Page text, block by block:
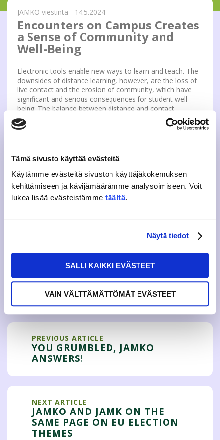
Tämä sivusto käyttää evästeitä
Käytämme evästeitä sivuston käyttäjäkokemuksen
kehittämiseen ja kävijämäärämme analysoimiseen. Voit
lukea lisää evästeistämme täältä.
Näytä tiedot
SALLI KAIKKI EVÄSTEET
VAIN VÄLTTÄMÄTTÖMÄT EVÄSTEET
JAMKO viestintä - 14.5.2024
Encounters on Campus Creates
a Sense of Community and
Well-Being
Electronic tools enable new ways to learn and teach. The
downsides of distance learning, however, are the loss of
live contact and the erosion of community, which have
significant and serious consequences for student well-
being. The balance between distance and contact
teaching needs to be maintained.
JAMKO reminds that students in full-time studies have the
contact teaching rates will be implemented and not
on campus create a sense of well-being and community
for our whole university.
Annu Suvilehto
PREVIOUS ARTICLE
YOU GRUMBLED, JAMKO
ANSWERS!
NEXT ARTICLE
JAMKO AND JAMK ON THE
SAME PAGE ON EU ELECTION
THEMES